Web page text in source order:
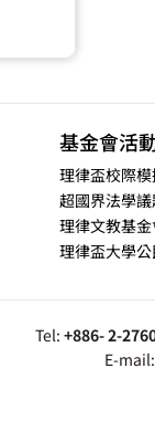
基金會活
理律盃校際
超國界法學
理律文教基
理律盃大學
Tel: +886- 2-
E-mail: